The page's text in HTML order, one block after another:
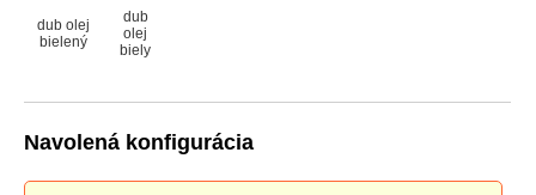
dub olej
bielený
dub
olej
biely
Navolená konfigurácia